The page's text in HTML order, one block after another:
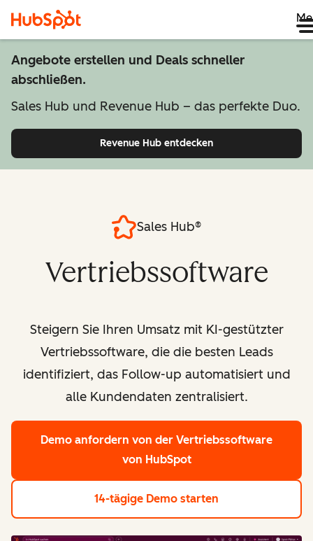
Angebote erstellen und Deals schneller
abschließen.
Sales Hub und Revenue Hub – das perfekte Duo.
Revenue Hub entdecken
Sales Hub®
Vertriebssoftware
Steigern Sie Ihren Umsatz mit KI-gestützter
Vertriebssoftware, die die besten Leads
identifiziert, das Follow-up automatisiert und
alle Kundendaten zentralisiert.
Demo anfordern von der Vertriebssoftware
von HubSpot
14-tägige Demo starten